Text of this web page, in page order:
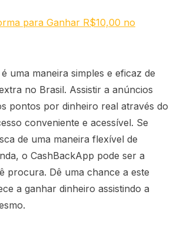
para Ganhar R$10,00 no
uma maneira simples e eficaz de
no Brasil. Assistir a anúncios
pontos por dinheiro real através do
conveniente e acessível. Se
de uma maneira flexível de
o CashBackApp pode ser a
procura. Dê uma chance a este
a ganhar dinheiro assistindo a